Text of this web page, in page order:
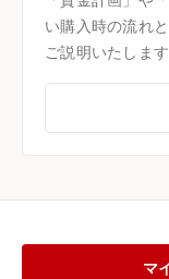
い購入時の流れ
ご説明いたします
マ